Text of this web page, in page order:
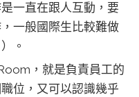
一直在跟人互動，要
一般國際生比較難做
。
，就是負責員工的
位，又可以認識幾乎